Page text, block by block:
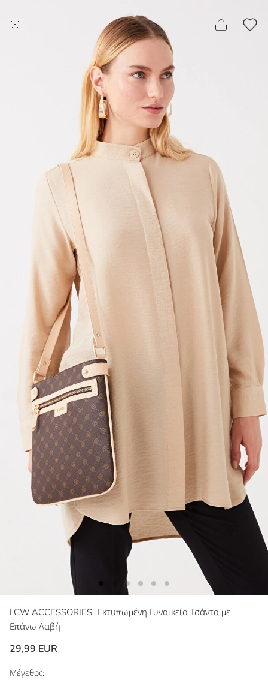
LCW ACCESSORIES Εκτυπωμένη Γυναικεία Τσάντα με
Επάνω Λαβή
29,99 EUR
Μέγεθος: